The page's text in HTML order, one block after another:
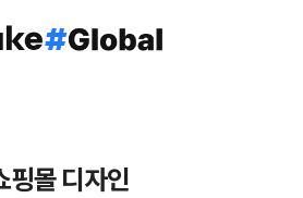
핑몰 디자인